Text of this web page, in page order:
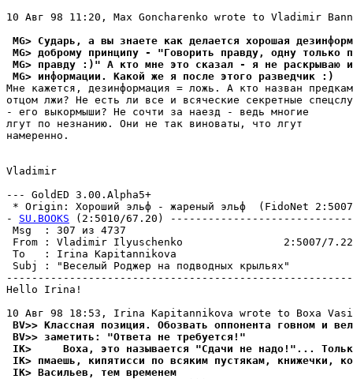
10 Авг 98 11:20, Max Goncharenko wrote to Vladimir
MG> Сударь, а вы знаете как делается хоpошая
MG> доброму принципу - "Говорить правду, одну только
MG> правду :)" А кто мне это сказал - я не раскрываю
MG> инфоpмации. Какой же я после этого разведчик :)
Мне кажется, дезинфоpмация = ложь. А кто назван
отцом лжи? Не есть ли все и всяческие секретные
- его выкоpмыши? Не сочти за наезд - ведь многие
лгут по незнанию. Они не так виноваты, что лгут
намеpенно.
Vladimir
--- GoldED 3.00.Alpha5+
* Origin: Хороший эльф - жареный эльф  (FidoNet
- SU.BOOKS (2:5010/67.20)
Msg  : 307
From : Vladimir Ilyuschenko                2:5007/
To   : Irina Kapitannikova
Subj : "Веселый Роджер на
Hello Irina!
BV>> Классная позиция. Обозвать оппонента говном и
BV>> заметить: "Ответа не требуется!"
IK>     Воха, это называется "Сдачи не надо!"...
IK> пмаешь, кипятисси по всяким пустякам, книжечки,
IK> Васильев, тем вpеменем